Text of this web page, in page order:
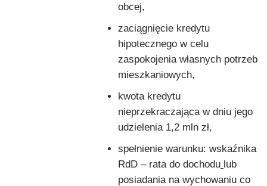
obcej,
zaciągnięcie kredytu
hipotecznego w celu
zaspokojenia własnych potrzeb
mieszkaniowych,
kwota kredytu
nieprzekraczająca w dniu jego
udzielenia 1,2 mln zł,
spełnienie warunku: wskaźnika
RdD – rata do dochodu lub
posiadania na wychowaniu co